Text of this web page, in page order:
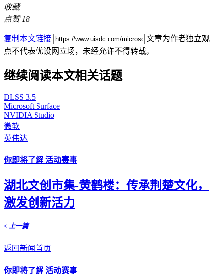
收藏
点赞 18
复制本文链接
文章为作者独立观
点不代表优设网立场， 未经允许不得转载。
继续阅读本文相关话题
DLSS 3.5
Microsoft Surface
NVIDIA Studio
微软
英伟达
你即将了解 活动赛事
湖北文创市集-黄鹤楼：传承荆楚文化，
激发创新活力
< 上一篇
返回新闻首页
你即将了解 活动赛事